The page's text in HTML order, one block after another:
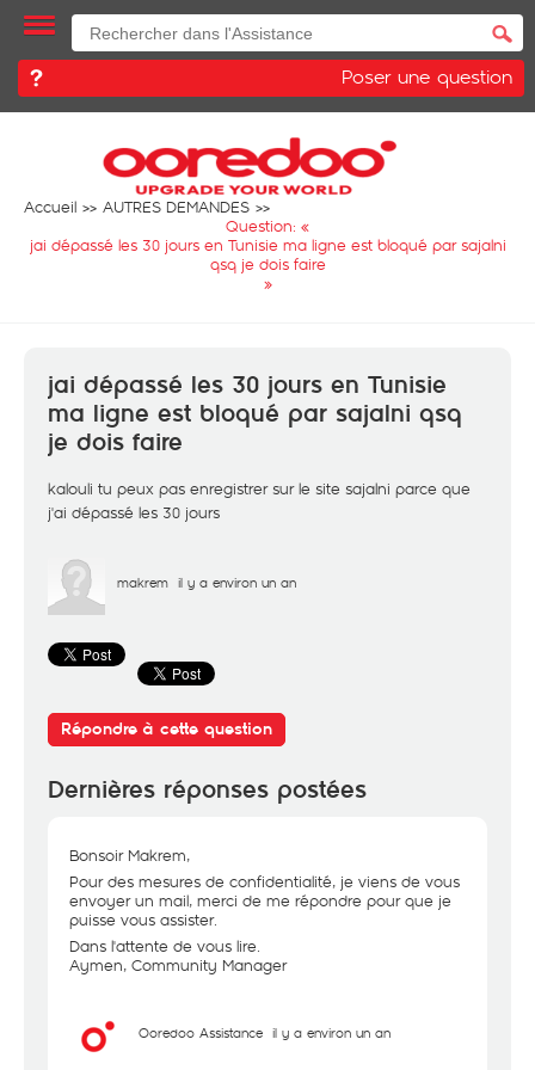
Poser une question
Accueil
AUTRES DEMANDES
Question: «
jai dépassé les 30 jours en Tunisie ma ligne est bloqué par sajalni
qsq je dois faire
»
jai dépassé les 30 jours en Tunisie
ma ligne est bloqué par sajalni qsq
je dois faire
kalouli tu peux pas enregistrer sur le site sajalni parce que
j'ai dépassé les 30 jours
makrem il y a environ un an
Répondre à cette question
Dernières réponses postées
Bonsoir Makrem,
Pour des mesures de confidentialité, je viens de vous
envoyer un mail, merci de me répondre pour que je
puisse vous assister.
Dans l'attente de vous lire.
Aymen, Community Manager
Ooredoo Assistance il y a environ un an